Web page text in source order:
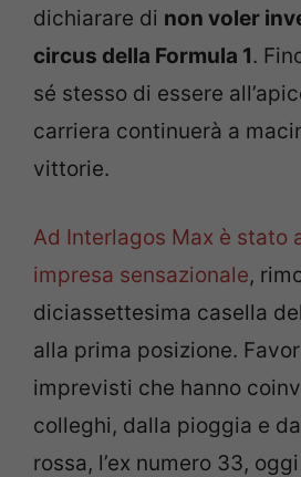
dichiarare di non voler
circus della Formula 1.
sé stesso di essere
carriera continuerà a
vittorie.
Ad Interlagos Max è stato
impresa sensazionale,
diciassettesima casella
alla prima posizione.
imprevisti che hanno
colleghi, dalla pioggia e
rossa, l’ex numero 33,